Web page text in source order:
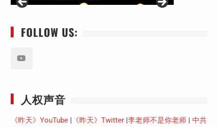
FOLLOW US:
人权声音
《昨天》YouTube| 《昨天》Twitter| 李老师不是你老师| 中共